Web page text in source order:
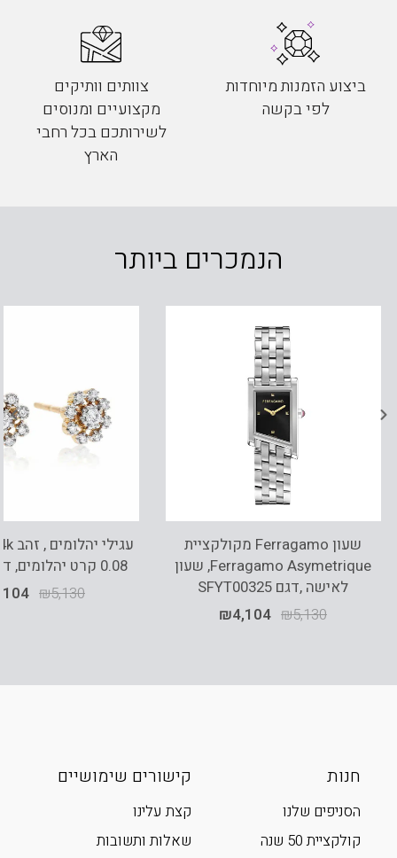
ביצוע הזמנות מיוחדות
לפי בקשה
צוותים וותיקים
מקצועיים ומנוסים
לשירותכם בכל רחבי
הארץ
הנמכרים ביותר
שעון Ferragamo מקולקציית
Ferragamo Asymetrique, שעון
לאישה ,דגם SFYT00325
₪5,130
₪4,104
0.08 קרט יהלומים, דגם ED2203
₪5,130
חנות
הסניפים שלנו
קולקציית 50 שנה
קישורים שימושיים
קצת עלינו
שאלות ותשובות